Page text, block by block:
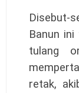
Disebut-
Banun
tulang
retak,